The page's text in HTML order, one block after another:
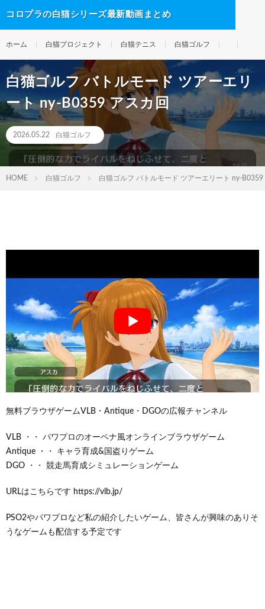
コロプラの白猫シリーズ最新動画まとめ
ホーム 白猫プロジェクト 白猫テニス 白猫ゴルフ
白猫ゴルフ バトルモード ツアーエリ
ート ny-B0359 アスカ回
2026.05.22 白猫ゴルフ
HOME 白猫ゴルフ 白猫ゴルフ バトルモード ツアーエリート ny-B0359
無料ブラウザゲームVLB・Antique・DGOの広報チャンネル
VLB ・・ パワプロのオーペナ風オンラインブラウザゲーム
Antique ・・ キャラ育成&国盗りゲーム
DGO ・・ 競走馬育成シミュレーションゲーム
URLはこちらです https://vlb.jp/
PSO2やパワプロなど私の紹介したいゲーム、皆さんが興味のありそ
うなゲームも配信する予定です